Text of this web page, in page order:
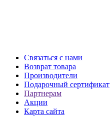
Связаться с нами
Возврат товара
Производители
Подарочный сертификат
Партнерам
Акции
Карта сайта